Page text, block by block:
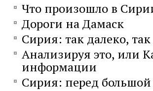
Что произошло в
Дороги на Дамаск
Сирия: так далеко,
Анализируя это, или
информации
Сирия: перед